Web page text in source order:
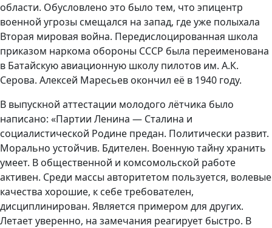
области. Обусловлено это было тем, что эпицентр
военной угрозы смещался на запад, где уже полыхала
Вторая мировая война. Передислоцированная школа
приказом наркома обороны СССР была переименована
в Батайскую авиационную школу пилотов им. А.К.
Серова. Алексей Маресьев окончил её в 1940 году.
В выпускной аттестации молодого лётчика было
написано: «Партии Ленина — Сталина и
социалистической Родине предан. Политически развит.
Морально устойчив. Бдителен. Военную тайну хранить
умеет. В общественной и комсомольской работе
активен. Среди массы авторитетом пользуется, волевые
качества хорошие, к себе требователен,
дисциплинирован. Является примером для других.
Летает уверенно, на замечания реагирует быстро. В